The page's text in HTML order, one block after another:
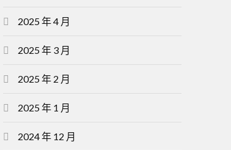
2025 年 4 月
2025 年 3 月
2025 年 2 月
2025 年 1 月
2024 年 12 月